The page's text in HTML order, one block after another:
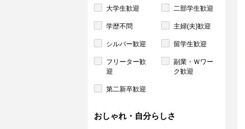
大学生歓迎 二部学生歓迎
学歴不問 主婦(夫)歓迎
シルバー歓迎 留学生歓迎
フリーター歓
迎
副業・Ｗワー
ク歓迎
第二新卒歓迎
おしゃれ・自分らしさ